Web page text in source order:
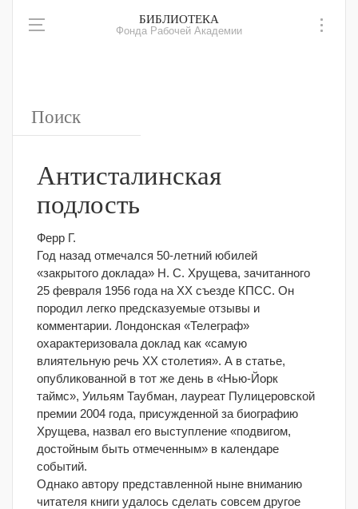
БИБЛИОТЕКА
Фонда Рабочей Академии
Антисталинская
подлость
Ферр Г.
Год назад отмечался 50-летний юбилей
«закрытого доклада» Н. С. Хрущева, зачитанного
25 февраля 1956 года на XX съезде КПСС. Он
породил легко предсказуемые отзывы и
комментарии. Лондонская «Телеграф»
охарактеризовала доклад как «самую
влиятельную речь XX столетия». А в статье,
опубликованной в тот же день в «Нью-Йорк
таймc», Уильям Таубман, лауреат Пулицеровской
премии 2004 года, присужденной за биографию
Хрущева, назвал его выступление «подвигом,
достойным быть отмеченным» в календаре
событий.
Однако автору представленной ныне вниманию
читателя книги удалось сделать совсем другое